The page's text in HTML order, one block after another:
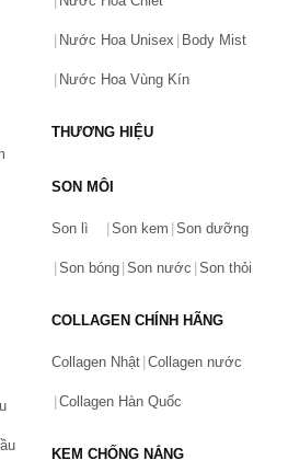
phẩm hay mua hàng?
Hoặc gọi cho chúng tôi qua số
Nước Hoa Unisex Body Mist
Nước Hoa Vùng Kín
THƯƠNG HIỆU
SON MÔI
Son lì Son kem Son dưỡng
Son bóng Son nước Son thỏi
COLLAGEN CHÍNH HÃNG
Collagen Nhật Collagen nước
Collagen Hàn Quốc
KEM CHỐNG NẮNG